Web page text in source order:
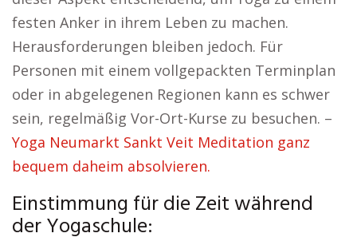
festen Anker in ihrem Leben zu machen.
Herausforderungen bleiben jedoch. Für
Personen mit einem vollgepackten Terminplan
oder in abgelegenen Regionen kann es schwer
sein, regelmäßig Vor-Ort-Kurse zu besuchen. –
Yoga Neumarkt Sankt Veit Meditation ganz
bequem daheim absolvieren.
Einstimmung für die Zeit während
der Yogaschule: